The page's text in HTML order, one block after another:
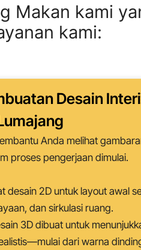
Makan kami
kami:
Desain
Anda melihat
proses pengerjaan dimulai.
desain 2D untuk layout awal
dan sirkulasi ruang.
3D dibuat untuk
dari warna